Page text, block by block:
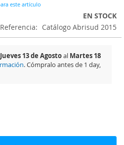
este artículo
EN STOCK
Referencia
Catálogo Abrisud 2015
Jueves 13 de Agostoal Martes 18
. Cómpralo antes de 1 day,